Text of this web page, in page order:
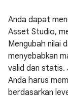
Anda dapat
Asset Studio,
Mengubah nilai
menyebabkan
valid dan statis.
Anda harus
berdasarkan